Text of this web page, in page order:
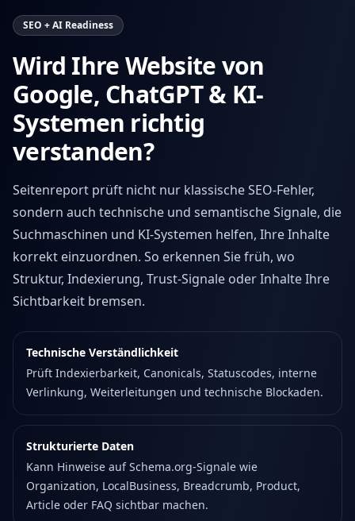
SEO + AI Readiness
Wird Ihre Website von
Google, ChatGPT & KI-
Systemen richtig
verstanden?
Seitenreport prüft nicht nur klassische SEO-Fehler,
sondern auch technische und semantische Signale, die
Suchmaschinen und KI-Systemen helfen, Ihre Inhalte
korrekt einzuordnen. So erkennen Sie früh, wo
Struktur, Indexierung, Trust-Signale oder Inhalte Ihre
Sichtbarkeit bremsen.
Technische Verständlichkeit
Prüft Indexierbarkeit, Canonicals, Statuscodes, interne
Verlinkung, Weiterleitungen und technische Blockaden.
Strukturierte Daten
Kann Hinweise auf Schema.org-Signale wie
Organization, LocalBusiness, Breadcrumb, Product,
Article oder FAQ sichtbar machen.